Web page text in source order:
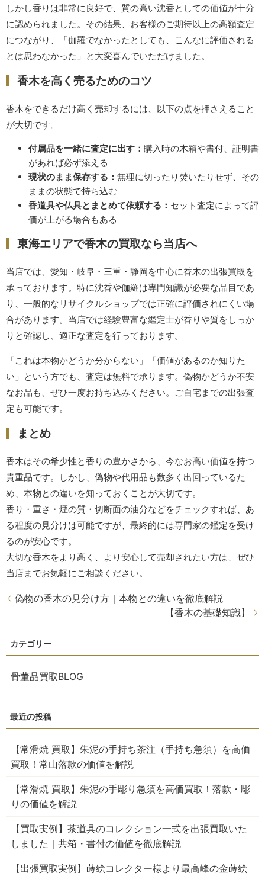
しかし香りは非常に良好で、質の高い沈香としての価値が十分
に認められました。その結果、お客様のご期待以上の高額査定
につながり、「伽羅でなかったとしても、こんなに評価される
とは思わなかった」と大変喜んでいただけました。
香木を高く売るためのコツ
香木をできるだけ高く売却するには、以下の点を押さえること
が大切です。
付属品を一緒に査定に出す： 購入時の木箱や書付、証明書
があれば必ず添える
現状のまま保存する： 無理に切ったり焚いたりせず、その
ままの状態で持ち込む
香道具や仏具とまとめて依頼する： セット査定によって評
価が上がる場合もある
東海エリアで香木の買取なら当店へ
当店では、愛知・岐阜・三重・静岡を中心に香木の出張買取を
承っております。特に沈香や伽羅は専門知識が必要な品目であ
り、一般的なリサイクルショップでは正確に評価されにくい場
合があります。当店では経験豊富な鑑定士が香りや質をしっか
りと確認し、適正な査定を行っております。
「これは本物かどうか分からない」「価値があるのか知りた
い」という方でも、査定は無料で承ります。偽物かどうか不安
なお品も、ぜひ一度お持ち込みください。ご自宅までの出張査
定も可能です。
まとめ
香木はその希少性と香りの豊かさから、今なお高い価値を持つ
貴重品です。しかし、偽物や代用品も数多く出回っているた
め、本物との違いを知っておくことが大切です。
香り・重さ・煙の質・切断面の油分などをチェックすれば、あ
る程度の見分けは可能ですが、最終的には専門家の鑑定を受け
るのが安心です。
大切な香木をより高く、より安心して売却されたい方は、ぜひ
当店までお気軽にご相談ください。
偽物の香木の見分け方｜本物との違いを徹底解説
【香木の基礎知識】
骨董品買取BLOG
【常滑焼 買取】朱泥の手持ち茶注（手持ち急須）を高価
買取！常山落款の価値を解説
【常滑焼 買取】朱泥の手彫り急須を高価買取！落款・彫
りの価値を解説
【買取実例】茶道具のコレクション一式を出張買取いた
しました｜共箱・書付の価値を徹底解説
【出張買取実例】蒔絵コレクター様より最高峰の金蒔絵